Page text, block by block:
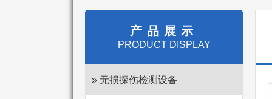
产品展示
PRODUCT DISPLAY
» 无损探伤检测设备